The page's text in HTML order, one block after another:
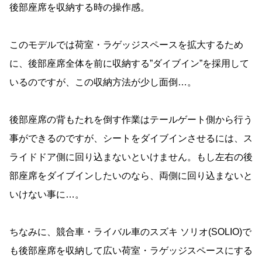
後部座席を収納する時の操作感。
このモデルでは荷室・ラゲッジスペースを拡大するため
に、後部座席全体を前に収納する”ダイブイン”を採用して
いるのですが、この収納方法が少し面倒…。
後部座席の背もたれを倒す作業はテールゲート側から行う
事ができるのですが、シートをダイブインさせるには、ス
ライドドア側に回り込まないといけません。もし左右の後
部座席をダイブインしたいのなら、両側に回り込まないと
いけない事に…。
ちなみに、競合車・ライバル車のスズキ ソリオ(SOLIO)で
も後部座席を収納して広い荷室・ラゲッジスペースにする